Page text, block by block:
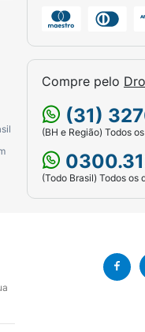
Compre pelo
(31)
(BH e Região) Todos
(Todo Brasil) Todos os